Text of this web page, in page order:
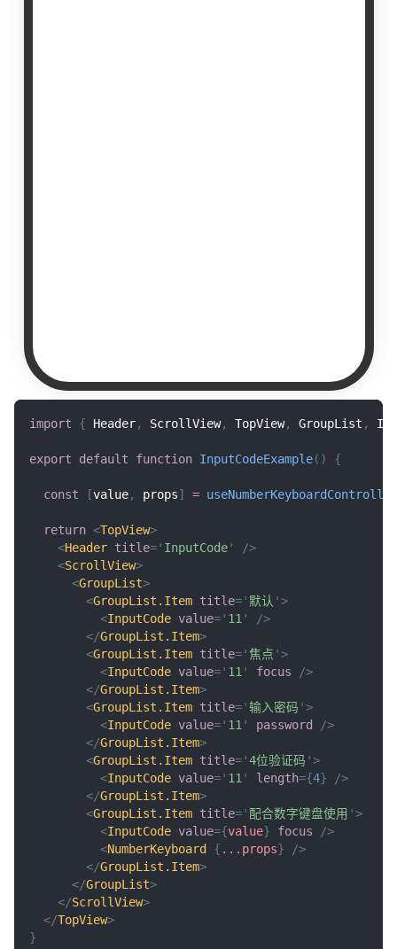
import { Header, ScrollView, TopView, GroupList ,
export default function InputCodeExample( ) {
const [value, props] = useNumberKeyboardController
return <TopView>
<Header title=' InputCode'
/>
<ScrollView>
<GroupList>
<GroupList.Item title=' 默认 '>
<InputCode value=' 11 '
/>
</GroupList.Item>
<GroupList.Item title='焦点 '>
<InputCode value=' 11 ' focus
/>
</GroupList.Item>
<GroupList.Item title='输入密码 '>
<InputCode value=' 11 ' password
/>
</GroupList.Item>
<GroupList.Item title='4位验证码 '>
<InputCode value=' 11 ' length={4}
/>
</GroupList.Item>
<GroupList.Item title='配合数字键盘使用 '>
<InputCode value={value} focus
/>
<NumberKeyboard { ... props}
/>
</GroupList.Item>
</GroupList>
</ScrollView>
</TopView>
}